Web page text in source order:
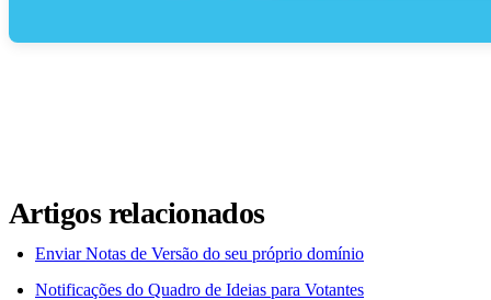
Artigos relacionados
Enviar Notas de Versão do seu próprio domínio
Notificações do Quadro de Ideias para Votantes